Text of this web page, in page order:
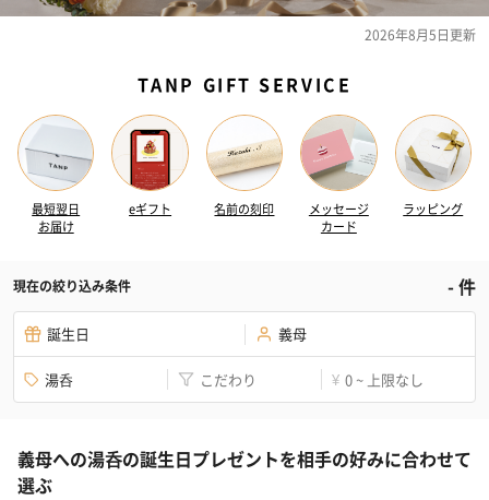
2026年8月5日更新
TANP GIFT SERVICE
最短翌日
お届け
eギフト 名前の刻印
メッセージ
カード
ラッピング
現在の絞り込み条件 -件
誕生日 義母
湯呑 こだわり ¥ 0 ~ 上限なし
義母への湯呑の誕生日プレゼントを相手の好みに合わせて
選ぶ